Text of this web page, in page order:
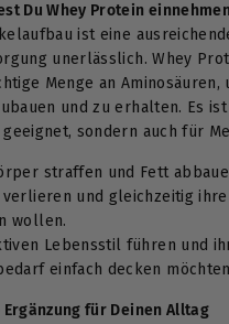
Du Whey Protein
ist eine
unerlässlich. Whey
Menge an Aminosäuren,
und zu erhalten. Es
sondern auch für
straffen und Fett
verlieren und gleichzeitig
wollen.
Lebensstil führen und
einfach decken
für Deinen Alltag